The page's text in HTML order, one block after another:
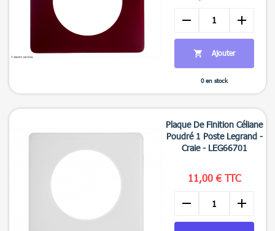

remove add
 Ajouter
0 en stock
Plaque De Finition Céliane
Poudré 1 Poste Legrand -
Craie - LEG66701
11,00 € TTC
remove add